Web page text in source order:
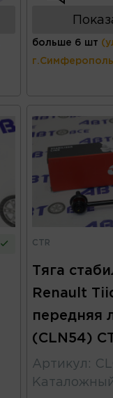
больше 6 шт
CTR
Тяга
Renault
передняя
(CLN54)
Артикул :